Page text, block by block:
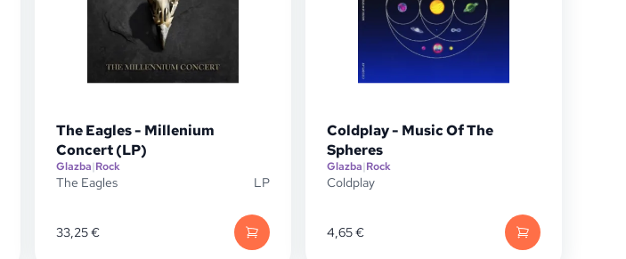
The Eagles - Millenium
Concert (LP)
Glazba|Rock
The Eagles LP
33,25€
Coldplay - Music Of The
Spheres
Glazba|Rock
Coldplay
4,65€